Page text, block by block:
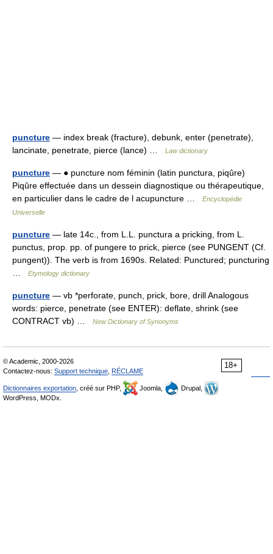
puncture — index break (fracture), debunk, enter (penetrate),
lancinate, penetrate, pierce (lance) …
Law dictionary
puncture — ● puncture nom féminin (latin punctura, piqûre)
Piqûre effectuée dans un dessein diagnostique ou thérapeutique,
en particulier dans le cadre de l acupuncture …
Encyclopédie
Universelle
puncture — late 14c., from L.L. punctura a pricking, from L.
punctus, prop. pp. of pungere to prick, pierce (see PUNGENT (Cf.
pungent)). The verb is from 1690s. Related: Punctured; puncturing
Etymology dictionary
puncture — vb *perforate, punch, prick, bore, drill Analogous
words: pierce, penetrate (see ENTER): deflate, shrink (see
CONTRACT vb) …
New Dictionary of Synonyms
18+
© Academic, 2000-2026
Contactez-nous: Support technique RÉCLAME
Dictionnaires exportation , créé sur PHP, Joomla,
Drupal,
WordPress, MODx.